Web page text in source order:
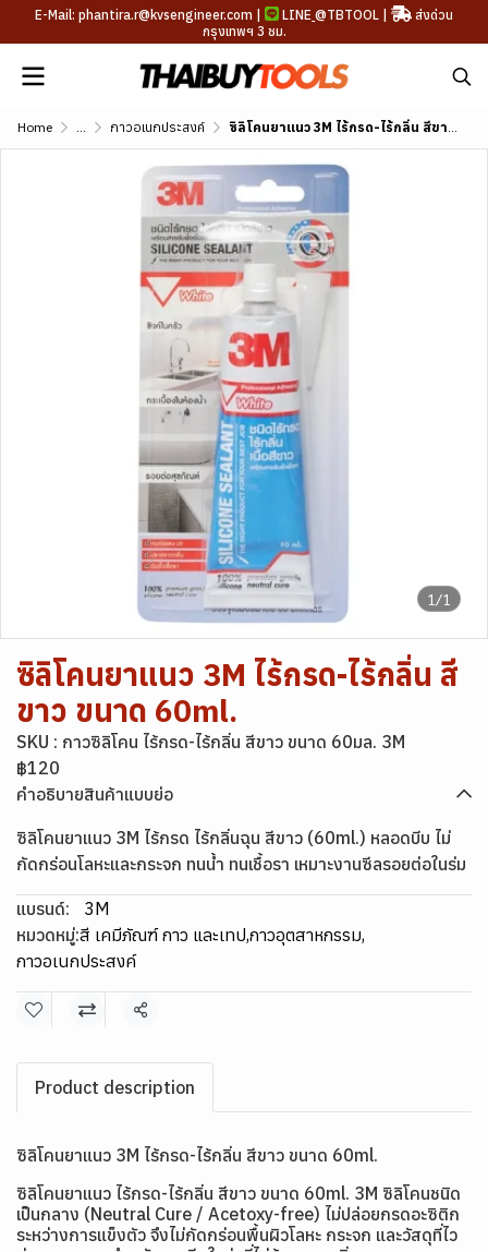
E-Mail: phantira.r@kvsengineer.com | LINE @TBTOOL |
ส่งด่วน
กรุงเทพฯ 3 ชม.
Home ... กาวอเนกประสงค์ ซิลิโคนยาแนว 3M ไร้กรด-ไร้กลิ่น สีขาว ขนาด 60ml.
1/1
ซิลิโคนยาแนว 3M ไร้กรด-ไร้กลิ่น สี
ขาว ขนาด 60ml.
SKU : กาวซิลิโคน ไร้กรด-ไร้กลิ่น สีขาว ขนาด 60มล. 3M
฿120
คำอธิบายสินค้าแบบย่อ
ซิลิโคนยาแนว 3M ไร้กรด ไร้กลิ่นฉุน สีขาว (60ml.) หลอดบีบ ไม่
กัดกร่อนโลหะและกระจก ทนน้ำ ทนเชื้อรา เหมาะงานซีลรอยต่อในร่ม
แบรนด์:
3M
หมวดหมู่:สี เคมีภัณฑ์ กาว และเทป,กาวอุตสาหกรรม,
กาวอเนกประสงค์
แชร์
Product description
ซิลิโคนยาแนว 3M ไร้กรด-ไร้กลิ่น สีขาว ขนาด 60ml.
ซิลิโคนยาแนว ไร้กรด-ไร้กลิ่น สีขาว ขนาด 60ml. 3M ซิลิโคนชนิด
เป็นกลาง (Neutral Cure / Acetoxy-free) ไม่ปล่อยกรดอะซิติก
ระหว่างการแข็งตัว จึงไม่กัดกร่อนพื้นผิวโลหะ กระจก และวัสดุที่ไว